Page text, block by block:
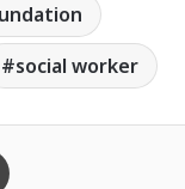
social worker